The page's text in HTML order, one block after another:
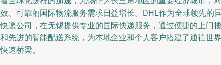
、可靠的国际物流服务需求日益增长。DHL作为全球领先的
递公司，在无锡提供专业的国际快递服务，通过便捷的上门揽
先进的智能配送系统，为本地企业和个人客户搭建了通往世界
速桥梁。